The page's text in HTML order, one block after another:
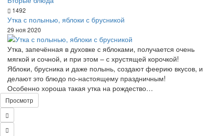
1492
Утка с полынью, яблоки с брусникой
29 ноя 2020
Утка, запечённая в духовке с яблоками, получается очень
мягкой и сочной, и при этом – с хрустящей корочкой!
Яблоки, брусника и даже полынь, создают феерию вкусов, и
делают это блюдо по-настоящему праздничным!
Особенно хороша такая утка на рождество…
Просмотр